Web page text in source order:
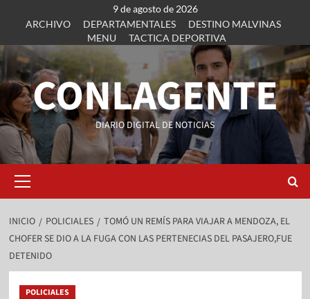
9 de agosto de 2026
ARCHIVO
DEPARTAMENTALES
DESTINO MALVINAS
MENU
TACTICA DEPORTIVA
CONLAGENTE
DIARIO DIGITAL DE NOTICIAS
INICIO POLICIALES
TOMÓ UN REMÍS PARA VIAJAR A MENDOZA, EL
CHOFER SE DIO A LA FUGA CON LAS PERTENECIAS DEL PASAJERO,FUE
DETENIDO
POLICIALES